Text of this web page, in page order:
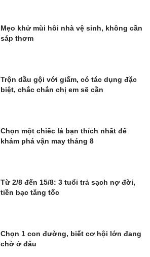
Mẹo khử mùi hôi nhà vệ sinh, không cần
sáp thơm
Trộn dầu gội với giấm, có tác dụng đặc
biệt, chắc chắn chị em sẽ cần
Chọn một chiếc lá bạn thích nhất để
khám phá vận may tháng 8
Từ 2/8 đến 15/8: 3 tuổi trả sạch nợ đời,
tiền bạc tăng tốc
Chọn 1 con đường, biết cơ hội lớn đang
chờ ở đâu